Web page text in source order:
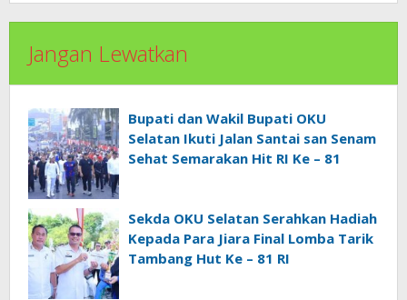
Jangan Lewatkan
Bupati dan Wakil Bupati OKU
Selatan Ikuti Jalan Santai san Senam
Sehat Semarakan Hit RI Ke – 81
Sekda OKU Selatan Serahkan Hadiah
Kepada Para Jiara Final Lomba Tarik
Tambang Hut Ke – 81 RI